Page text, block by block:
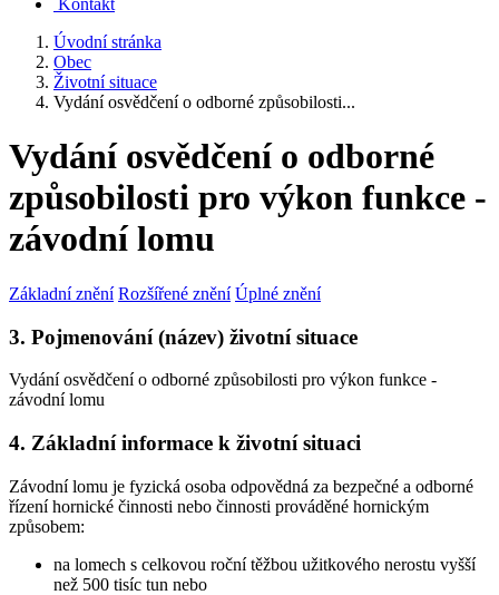
Kontakt
Úvodní stránka
Obec
Životní situace
Vydání osvědčení o odborné způsobilosti...
Vydání osvědčení o odborné
způsobilosti pro výkon funkce -
závodní lomu
Základní znění Rozšířené znění Úplné znění
3. Pojmenování (název) životní situace
Vydání osvědčení o odborné způsobilosti pro výkon funkce -
závodní lomu
4. Základní informace k životní situaci
Závodní lomu je fyzická osoba odpovědná za bezpečné a odborné
řízení hornické činnosti nebo činnosti prováděné hornickým
způsobem:
na lomech s celkovou roční těžbou užitkového nerostu vyšší
než 500 tisíc tun nebo